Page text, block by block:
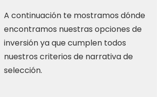
A continuación te mostramos dónde
encontramos nuestras opciones de
inversión ya que cumplen todos
nuestros criterios de narrativa de
selección.